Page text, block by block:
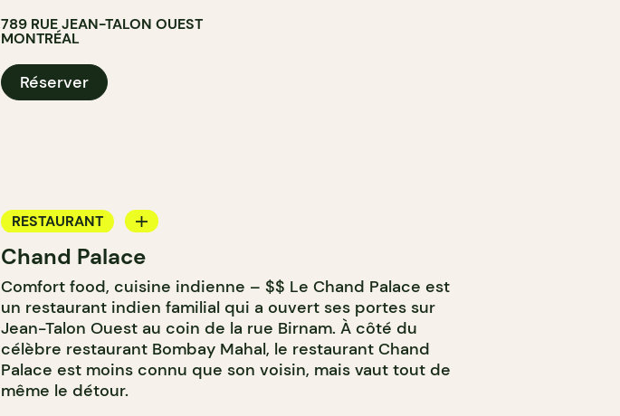
789 RUE JEAN-TALON OUEST
MONTRÉAL
Réserver
RESTAURANT
APPORTEZ VOTRE VIN
Chand Palace
Comfort food, cuisine indienne – $$ Le Chand Palace est
un restaurant indien familial qui a ouvert ses portes sur
Jean-Talon Ouest au coin de la rue Birnam. À côté du
célèbre restaurant Bombay Mahal, le restaurant Chand
Palace est moins connu que son voisin, mais vaut tout de
même le détour.